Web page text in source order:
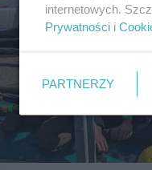
internetowych.
Prywatności i
PARTNERZY